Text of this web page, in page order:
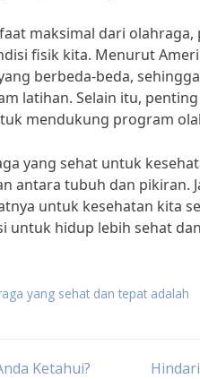
maksimal dari
fisik kita. Menurut
berbeda-beda,
latihan. Selain itu,
mendukung program
yang sehat untuk
antara tubuh dan pikiran.
untuk kesehatan kita
untuk hidup lebih sehat
yang sehat dan tepat adalah
Ketahui?